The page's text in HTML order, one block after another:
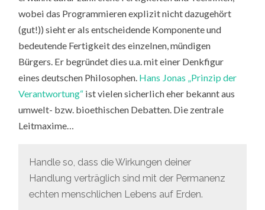
wobei das Programmieren explizit nicht dazugehört
(gut!)) sieht er als entscheidende Komponente und
bedeutende Fertigkeit des einzelnen, mündigen
Bürgers. Er begründet dies u.a. mit einer Denkfigur
eines deutschen Philosophen. Hans Jonas „Prinzip der
Verantwortung“ ist vielen sicherlich eher bekannt aus
umwelt- bzw. bioethischen Debatten. Die zentrale
Leitmaxime…
Handle so, dass die Wirkungen deiner
Handlung verträglich sind mit der Permanenz
echten menschlichen Lebens auf Erden.